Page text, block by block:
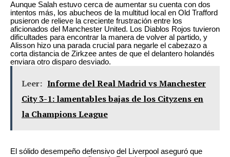
Aunque Salah estuvo cerca de aumentar su cuenta con dos
intentos más, los abucheos de la multitud local en Old Trafford
pusieron de relieve la creciente frustración entre los
aficionados del Manchester United. Los Diablos Rojos tuvieron
dificultades para encontrar la manera de volver al partido, y
Alisson hizo una parada crucial para negarle el cabezazo a
corta distancia de Zirkzee antes de que el delantero holandés
enviara otro disparo desviado.
Leer: Informe del Real Madrid vs Manchester
City 3-1: lamentables bajas de los Cityzens en
la Champions League
El sólido desempeño defensivo del Liverpool aseguró que